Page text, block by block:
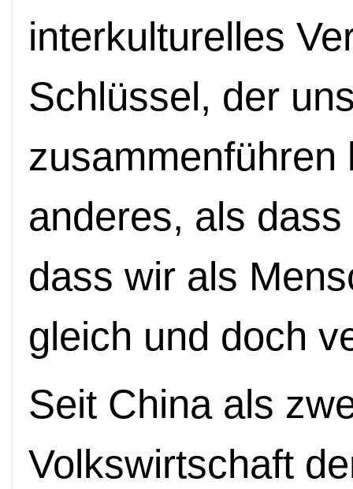
interkulturelles
Schlüssel, der
anderes, als
dass wir als
gleich und doch
Seit China als
Volkswirtschaft